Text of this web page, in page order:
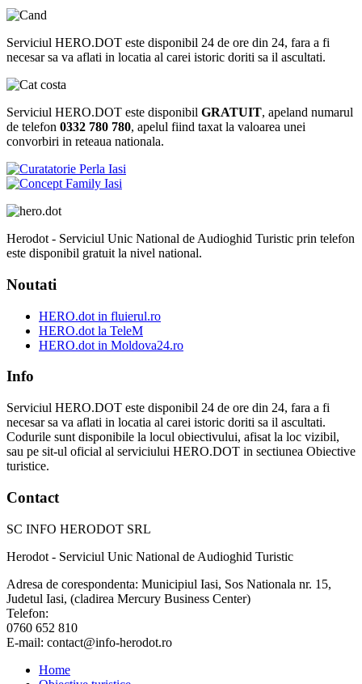
Serviciul HERO.DOT este disponibil 24 de ore din 24, fara a fi
necesar sa va aflati in locatia al carei istoric doriti sa il ascultati.
Serviciul HERO.DOT este disponibil GRATUIT, apeland numarul
de telefon 0332 780 780, apelul fiind taxat la valoarea unei
convorbiri in reteaua nationala.
Herodot - Serviciul Unic National de Audioghid Turistic prin telefon
este disponibil gratuit la nivel national.
Noutati
HERO.dot in fluierul.ro
HERO.dot la TeleM
HERO.dot in Moldova24.ro
Info
Serviciul HERO.DOT este disponibil 24 de ore din 24, fara a fi
necesar sa va aflati in locatia al carei istoric doriti sa il ascultati.
Codurile sunt disponibile la locul obiectivului, afisat la loc vizibil,
sau pe sit-ul oficial al serviciului HERO.DOT in sectiunea Obiective
turistice.
Contact
SC INFO HERODOT SRL
Herodot - Serviciul Unic National de Audioghid Turistic
Adresa de corespondenta: Municipiul Iasi, Sos Nationala nr. 15,
Judetul Iasi, (cladirea Mercury Business Center)
Telefon:
0760 652 810
E-mail: contact@info-herodot.ro
Home